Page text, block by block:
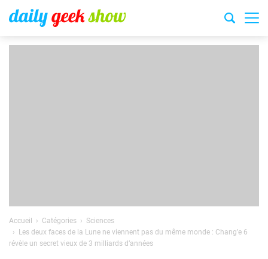
Accueil Catégories
Sciences
Les deux faces de la Lune ne viennent pas du même monde : Chang’e 6
révèle un secret vieux de 3 milliards d’années